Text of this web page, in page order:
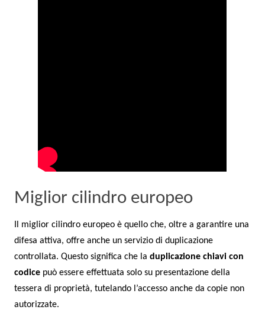
Miglior cilindro europeo
Il miglior cilindro europeo è quello che, oltre a garantire una
difesa attiva, offre anche un servizio di duplicazione
controllata. Questo significa che laduplicazione chiavi con
codice può essere effettuata solo su presentazione della
tessera di proprietà, tutelando l’accesso anche da copie non
autorizzate.